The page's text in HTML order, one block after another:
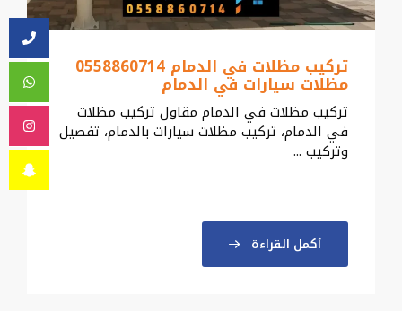
تركيب مظلات في الدمام 0558860714
مظلات سيارات في الدمام
تركيب مظلات في الدمام مقاول تركيب مظلات
في الدمام، تركيب مظلات سيارات بالدمام، تفصيل
وتركيب ...
أكمل القراءة